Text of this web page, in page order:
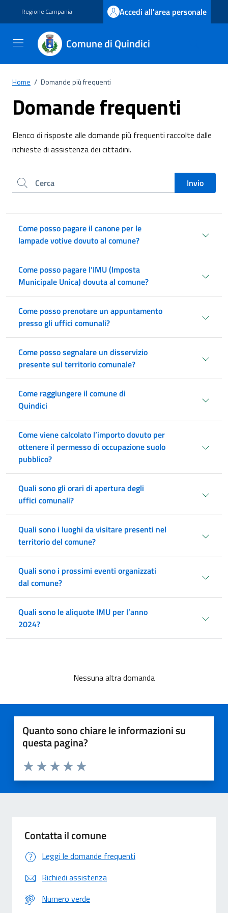
Regione Campania Accedi all'area personale
Comune di Quindici
Home / Domande più frequenti
Domande frequenti
Elenco di risposte alle domande più frequenti raccolte dalle
richieste di assistenza dei cittadini.
Cerca nel sito Invio
Come posso pagare il canone per le
lampade votive dovuto al comune?
Come posso pagare l’IMU (Imposta
Municipale Unica) dovuta al comune?
Come posso prenotare un appuntamento
presso gli uffici comunali?
Come posso segnalare un disservizio
presente sul territorio comunale?
Come raggiungere il comune di
Quindici
Come viene calcolato l’importo dovuto per
ottenere il permesso di occupazione suolo
pubblico?
Quali sono gli orari di apertura degli
uffici comunali?
Quali sono i luoghi da visitare presenti nel
territorio del comune?
Quali sono i prossimi eventi organizzati
dal comune?
Quali sono le aliquote IMU per l’anno
2024?
Nessuna altra domanda
Quanto sono chiare le informazioni su
questa pagina?
Valuta 5 stelle su 5
Valuta 4 stelle su 5
Valuta 3 stelle su 5
Valuta 2 stelle su 5
Valuta 1 stelle su 5
Contatta il comune
Leggi le domande frequenti
Richiedi assistenza
Numero verde